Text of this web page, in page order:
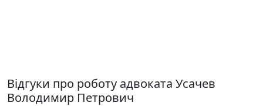
Відгуки про роботу адвоката Усачев
Володимир Петрович